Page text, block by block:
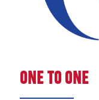
ONE TO ONE